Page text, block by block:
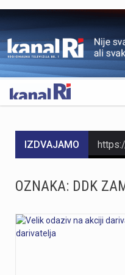
IZDVAJAMO
OZNAKA: DDK